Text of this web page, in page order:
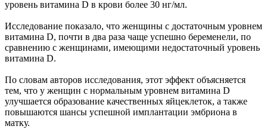
уровень витамина D в крови более 30 нг/мл.
Исследование показало, что женщины с достаточным уровнем
витамина D, почти в два раза чаще успешно беременели, по
сравнению с женщинами, имеющими недостаточный уровень
витамина D.
По словам авторов исследования, этот эффект объясняется
тем, что у женщин с нормальным уровнем витамина D
улучшается образование качественных яйцеклеток, а также
повышаются шансы успешной имплантации эмбриона в
матку.